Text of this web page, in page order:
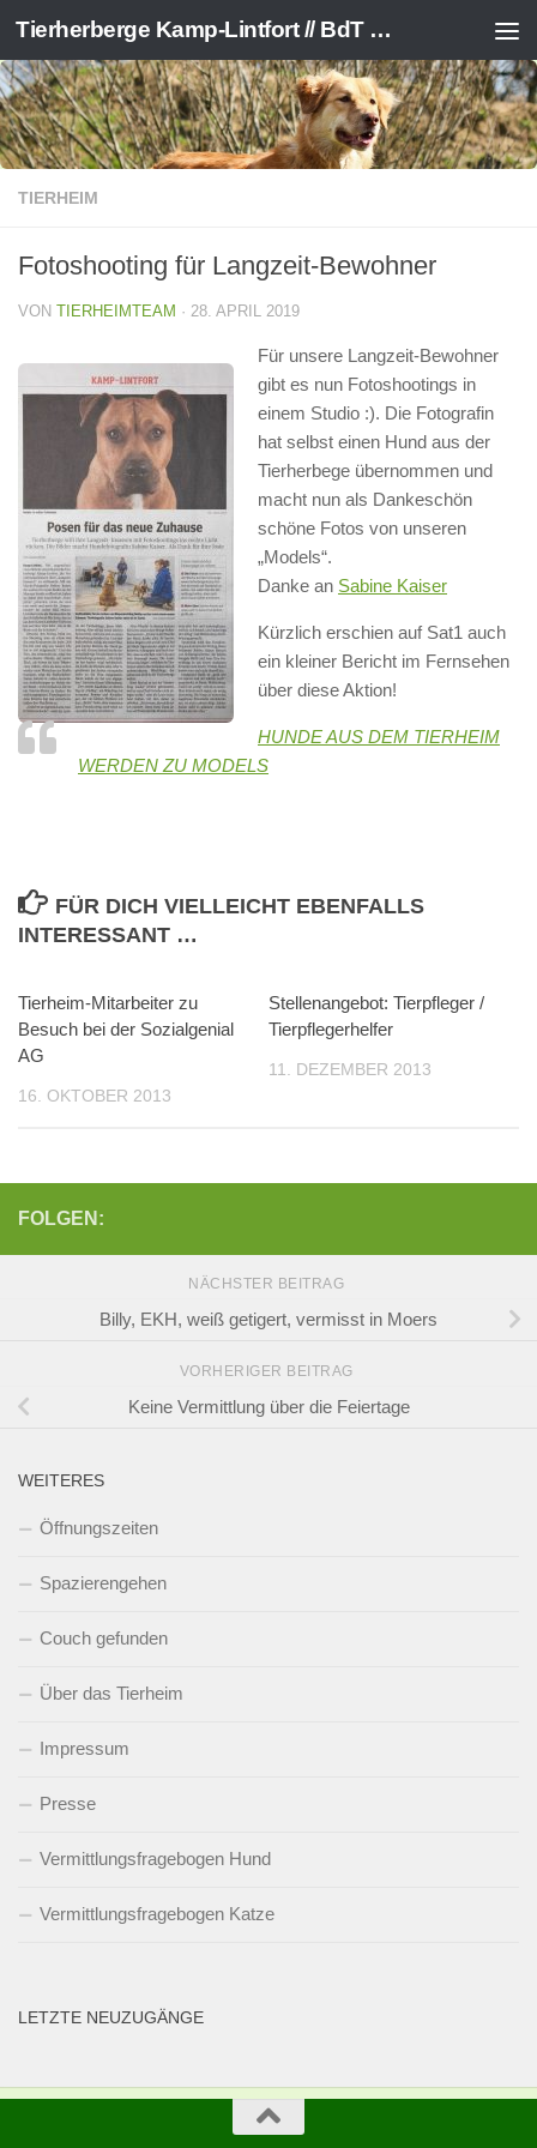
Zum Inhalt springen Tierherberge Kamp-Lintfort // BdT e.V.
TIERHEIM
Fotoshooting für Langzeit-Bewohner
VON TIERHEIMTEAM · 28. APRIL 2019
Für unsere Langzeit-Bewohner
gibt es nun Fotoshootings in
einem Studio :). Die Fotografin
hat selbst einen Hund aus der
Tierherbege übernommen und
macht nun als Dankeschön
schöne Fotos von unseren
„Models“.
Danke an Sabine Kaiser
Kürzlich erschien auf Sat1 auch
ein kleiner Bericht im Fernsehen
über diese Aktion!
HUNDE AUS DEM TIERHEIM
WERDEN ZU MODELS
FÜR DICH VIELLEICHT EBENFALLS
INTERESSANT …
Tierheim-Mitarbeiter zu
Besuch bei der Sozialgenial
AG
16. OKTOBER 2013
Stellenangebot: Tierpfleger /
Tierpflegerhelfer
11. DEZEMBER 2013
FOLGEN:
NÄCHSTER BEITRAG
Billy, EKH, weiß getigert, vermisst in Moers
VORHERIGER BEITRAG
Keine Vermittlung über die Feiertage
WEITERES
Öffnungszeiten
Spazierengehen
Couch gefunden
Über das Tierheim
Impressum
Presse
Vermittlungsfragebogen Hund
Vermittlungsfragebogen Katze
LETZTE NEUZUGÄNGE